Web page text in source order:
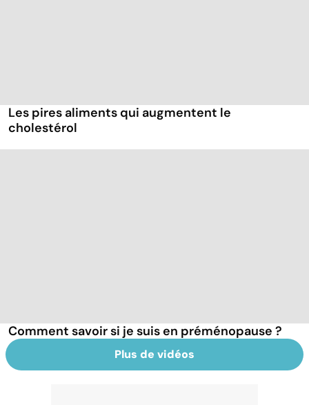
Les pires aliments qui augmentent le
cholestérol
Comment savoir si je suis en préménopause ?
Plus de vidéos